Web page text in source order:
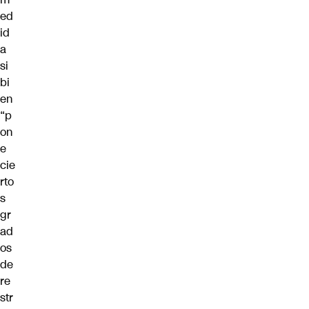
ed
id
a
si
bi
en
“p
on
e
cie
rto
s
gr
ad
os
de
re
str